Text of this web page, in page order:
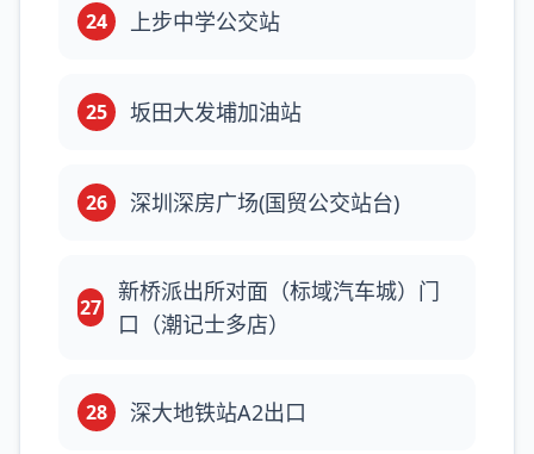
24 上步中学公交站
25 坂田大发埔加油站
26 深圳深房广场(国贸公交站台)
27
新桥派出所对面（标域汽车城）门
口（潮记士多店）
28 深大地铁站A2出口